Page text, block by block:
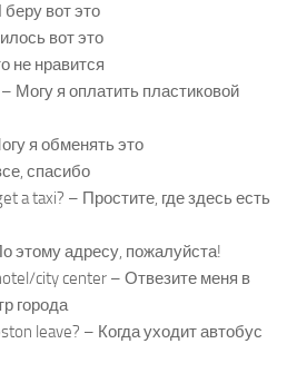
беру вот это
вот это
не нравится
Могу я оплатить пластиковой
я обменять это
спасибо
a taxi? – Простите, где здесь есть
этому адресу, пожалуйста!
city center – Отвезите меня в
города
leave? – Когда уходит автобус